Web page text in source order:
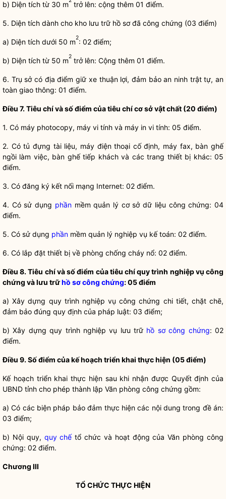
b) Diện tích từ 30 m trở lên: cộng thêm 01 điểm.
5. Diện tích dành cho kho lưu trữ hồ sơ đã công chứng (03 điểm)
a) Diện tích dưới 50 m2: 02 điểm;
b) Diện tích từ 50 m2 trở lên: Cộng thêm 01 điểm.
6. Trụ sở có địa điểm giữ xe thuận lợi, đảm bảo an ninh trật tự, an
toàn giao thông: 01 điểm.
Điều 7. Tiêu chí và số điểm của tiêu chí cơ sở vật chất (20 điểm)
1. Có máy photocopy, máy vi tính và máy in vi tính: 05 điểm.
2. Có tủ đựng tài liệu, máy điện thoại cố định, máy fax, bàn ghế
ngồi làm việc, bàn ghế tiếp khách và các trang thiết bị khác: 05
điểm.
3. Có đăng ký kết nối mạng Internet: 02 điểm.
4. Có sử dụng phầnmềm quản lý cơ sở dữ liệu công chứng: 04
điểm.
5. Có sử dụng phần mềm quản lý nghiệp vụ kế toán: 02 điểm.
6. Có lắp đặt thiết bị về phòng chống cháy nổ: 02 điểm.
Điều 8. Tiêu chí và số điểm của tiêu chí quy trình nghiệp vụ công
chứng và lưu trữhồ sơ công chứng: 05 điểm
a) Xây dựng quy trình nghiệp vụcông chứng chi tiết, chặt chẽ,
đảm bảo đúng quy định của pháp luật: 03 điểm;
b) Xây dựng quy trình nghiệp vụ lưu trữ hồ sơ công chứng: 02
điểm.
Điều 9. Số điểm của kế hoạch triển khai thực hiện (05 điểm)
Kế hoạch triển khai thực hiện sau khi nhận được Quyết định của
UBND tỉnh cho phép thành lập Văn phòng công chứng gồm:
a) Có các biện pháp bảo đảm thực hiện các nội dung trong đề án:
03 điểm;
b) Nội quy, quy chếtổ chức và hoạt động của Văn phòngcông
chứng: 02 điểm.
Chương III
TỔ CHỨC THỰC HIỆN